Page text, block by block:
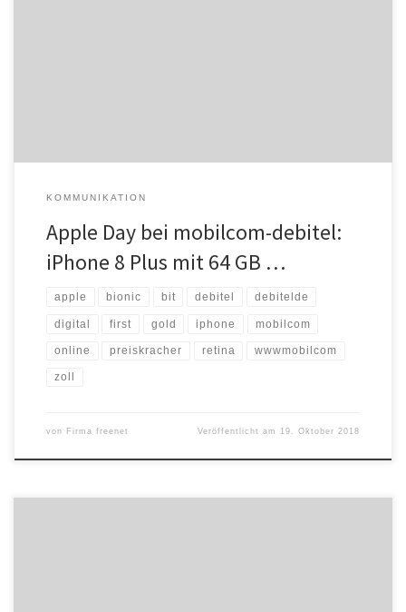
KOMMUNIKATION
Apple Day bei mobilcom-debitel:
iPhone 8 Plus mit 64 GB …
apple bionic bit debitel debitelde
digital first gold iphone mobilcom
online preiskracher retina wwwmobilcom
zoll
von Firma freenet Veröffentlicht am 19. Oktober 2018